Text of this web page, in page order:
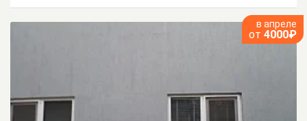
в апреле
от 4000₽